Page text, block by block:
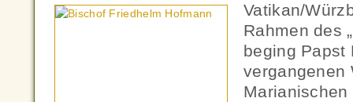
Vatikan/
Rahmen des
beging Papst
vergangenen
Marianischen